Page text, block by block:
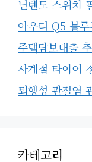
닌텐도 스위치
아우디 Q5 블
주택담보대출
사계절 타이어
퇴행성 관절염
카테고리